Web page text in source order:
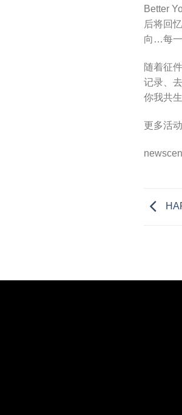
Better
后将回
向…每一
随着征
记录、
你我共
更多活